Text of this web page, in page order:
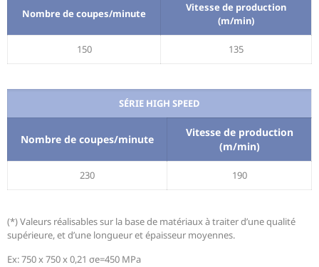
Nombre de coupes/minute
Vitesse de production
(m/min)
150 135
SÉRIE HIGH SPEED
Nombre de coupes/minute
Vitesse de production
(m/min)
230 190
(*) Valeurs réalisables sur la base de matériaux à traiter d’une qualité
supérieure, et d’une longueur et épaisseur moyennes.
Ex: 750 x 750 x 0,21 σe=450 MPa